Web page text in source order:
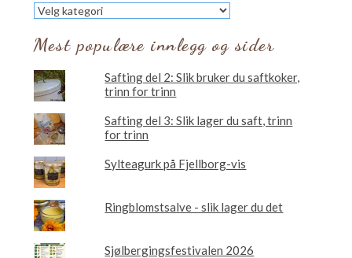
Hva
vil
du
lese
Mest populære innlegg og sider
Safting del 2: Slik bruker du saftkoker,
trinn for trinn
Safting del 3: Slik lager du saft, trinn
for trinn
Sylteagurk på Fjellborg-vis
Ringblomstsalve - slik lager du det
Sjølbergingsfestivalen 2026